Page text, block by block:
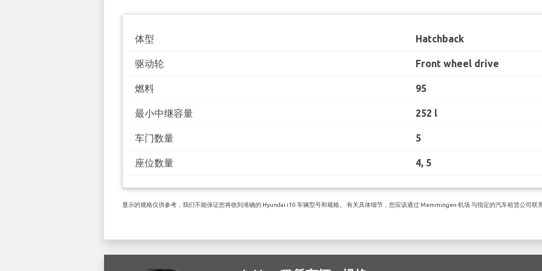
体型 Hatchback
驱动轮 Front wheel drive
燃料 95
最小中继容量 252 l
车门数量 5
座位数量 4, 5
显示的规格仅供参考，我们不能保证您将收到准确的 Hyundai i10 车辆型号和规格。 有关具体细节，您应该通过 Memmingen 机场 与指定的汽车租赁公司联